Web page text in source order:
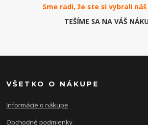
Sme radi, že ste si vybrali náš
TEŠÍME SA NA VÁŠ
VŠETKO O NÁKUPE
Informácie o nákupe
Obchodné podmienky